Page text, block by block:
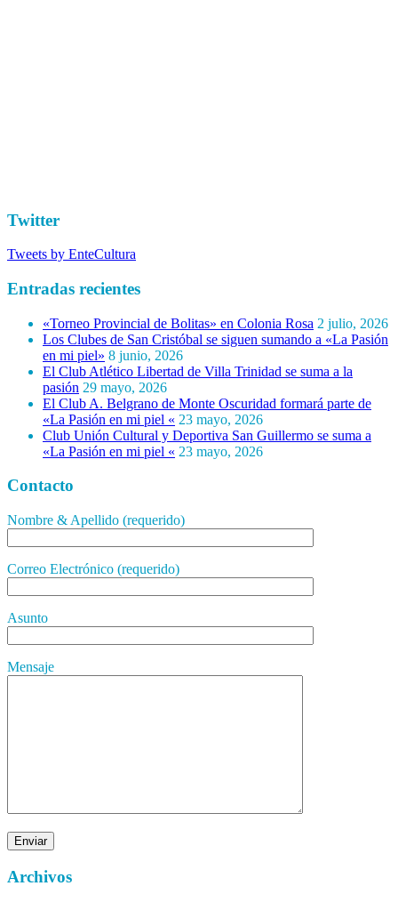
Twitter
Tweets by EnteCultura
Entradas recientes
«Torneo Provincial de Bolitas» en Colonia Rosa 2 julio, 2026
Los Clubes de San Cristóbal se siguen sumando a «La Pasión
en mi piel» 8 junio, 2026
El Club Atlético Libertad de Villa Trinidad se suma a la
pasión 29 mayo, 2026
El Club A. Belgrano de Monte Oscuridad formará parte de
«La Pasión en mi piel « 23 mayo, 2026
Club Unión Cultural y Deportiva San Guillermo se suma a
«La Pasión en mi piel « 23 mayo, 2026
Contacto
Nombre & Apellido (requerido)
Correo Electrónico (requerido)
Asunto
Mensaje
Archivos